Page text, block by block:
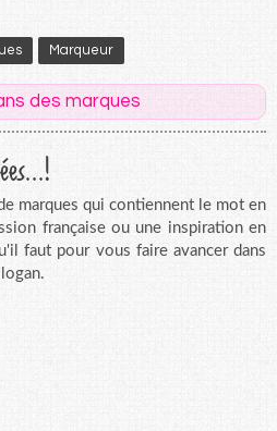
Marqueur
des marques
marques qui contiennent le mot en
française ou une inspiration en
faut pour vous faire avancer dans